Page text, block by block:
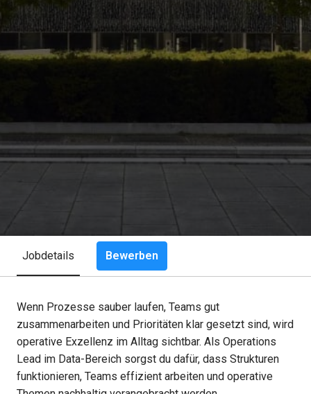
Jobdetails Bewerben
Wenn Prozesse sauber laufen, Teams gut
zusammenarbeiten und Prioritäten klar gesetzt sind, wird
operative Exzellenz im Alltag sichtbar. Als Operations
Lead im Data-Bereich sorgst du dafür, dass Strukturen
funktionieren, Teams effizient arbeiten und operative